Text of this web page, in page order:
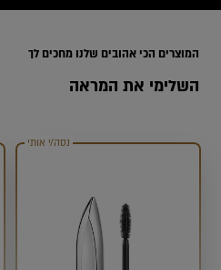
השלימי את המראה
המוצרים הכי אהובים שלנו מחכים לך
נסה/י אותי